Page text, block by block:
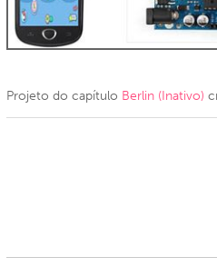
NETHERLANDS
Projeto do capítulo Berlin (Inativo)